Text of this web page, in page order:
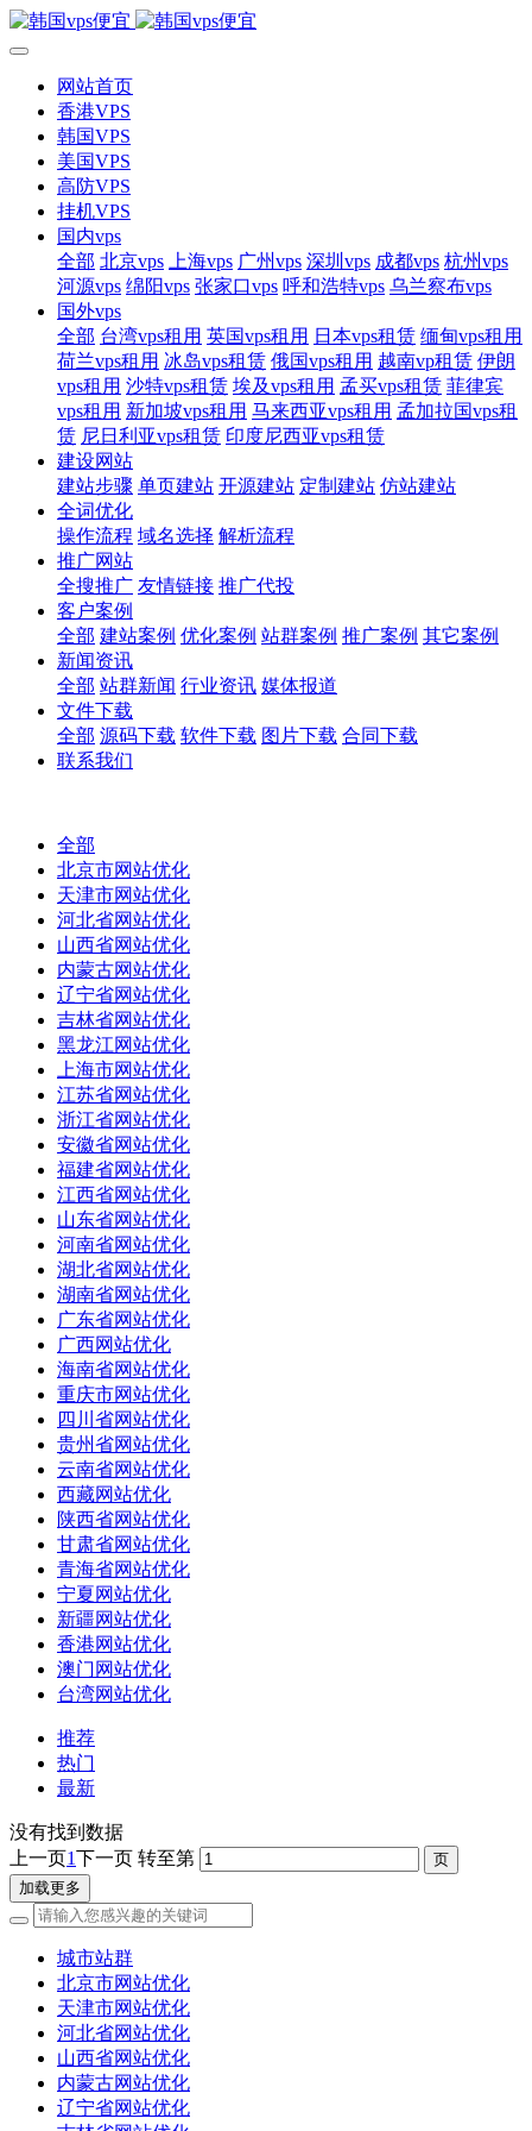
网站首页
香港VPS
韩国VPS
美国VPS
高防VPS
挂机VPS
国内vps
全部 北京vps 上海vps 广州vps 深圳vps 成都vps 杭州vps
河源vps 绵阳vps 张家口vps 呼和浩特vps 乌兰察布vps
国外vps
全部 台湾vps租用 英国vps租用 日本vps租赁 缅甸vps租用
荷兰vps租用 冰岛vps租赁 俄国vps租用 越南vp租赁 伊朗
vps租用 沙特vps租赁 埃及vps租用 孟买vps租赁 菲律宾
vps租用 新加坡vps租用 马来西亚vps租用 孟加拉国vps租
赁 尼日利亚vps租赁 印度尼西亚vps租赁
建设网站
建站步骤 单页建站 开源建站 定制建站 仿站建站
全词优化
操作流程 域名选择 解析流程
推广网站
全搜推广 友情链接 推广代投
客户案例
全部 建站案例 优化案例 站群案例 推广案例 其它案例
新闻资讯
全部 站群新闻 行业资讯 媒体报道
文件下载
全部 源码下载 软件下载 图片下载 合同下载
联系我们
全部
北京市网站优化
天津市网站优化
河北省网站优化
山西省网站优化
内蒙古网站优化
辽宁省网站优化
吉林省网站优化
黑龙江网站优化
上海市网站优化
江苏省网站优化
浙江省网站优化
安徽省网站优化
福建省网站优化
江西省网站优化
山东省网站优化
河南省网站优化
湖北省网站优化
湖南省网站优化
广东省网站优化
广西网站优化
海南省网站优化
重庆市网站优化
四川省网站优化
贵州省网站优化
云南省网站优化
西藏网站优化
陕西省网站优化
甘肃省网站优化
青海省网站优化
宁夏网站优化
新疆网站优化
香港网站优化
澳门网站优化
台湾网站优化
推荐
热门
最新
没有找到数据
上一页1下一页 转至第
加载更多
城市站群
北京市网站优化
天津市网站优化
河北省网站优化
山西省网站优化
内蒙古网站优化
辽宁省网站优化